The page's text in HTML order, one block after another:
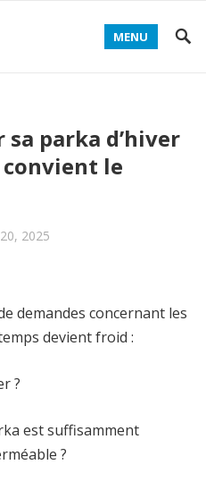
MENU
parka d’hiver
convient le
2025
demandes concernant les
devient froid :
?
est suffisamment
?